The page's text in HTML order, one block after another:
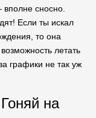
сносно.
Если ты искал
то она
летать
графики не так уж
на